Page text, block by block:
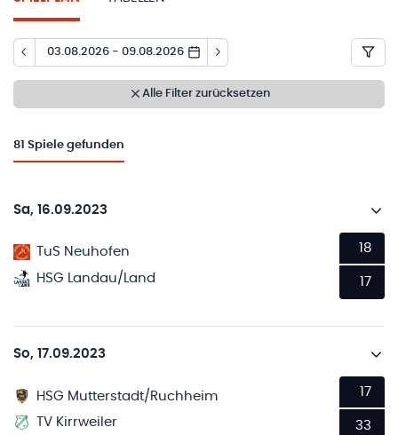
03.08.2026 - 09.08.2026
Alle Filter zurücksetzen
81 Spiele gefunden
Sa, 16.09.2023
TuS Neuhofen
HSG Landau/Land
18
17
So, 17.09.2023
HSG Mutterstadt/Ruchheim
TV Kirrweiler
17
33